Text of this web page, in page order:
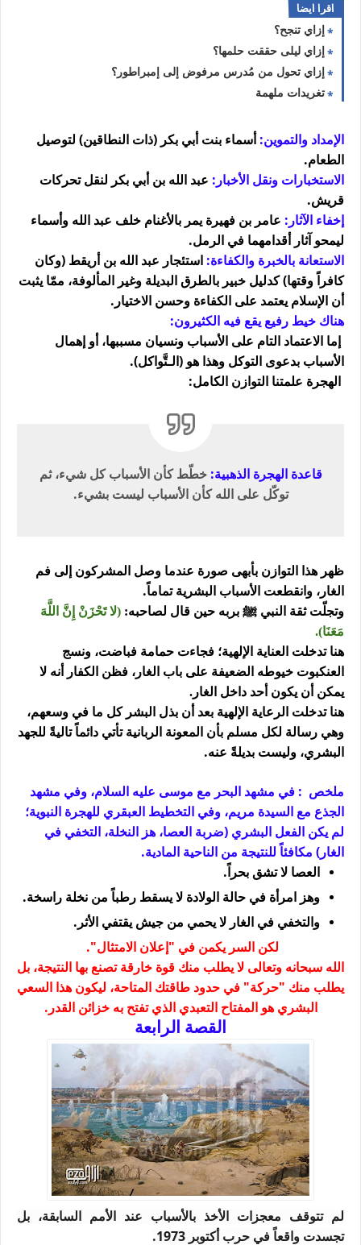
اقرا ايضا
إزاي تنجح؟
إزاي ليلى حققت حلمها؟
إزاي تحول من مُدرس مرفوض إلى إمبراطور؟
تغريدات ملهمة
الإمداد والتموين:أسماء بنت أبي بكر (ذات النطاقين) لتوصيل
الطعام.
الاستخبارات ونقل الأخبار: عبد الله بن أبي بكر لنقل تحركات
قريش.
إخفاء الآثار: عامر بن فهيرة يمر بالأغنام خلف عبد الله وأسماء
ليمحو آثار أقدامهما في الرمل.
الاستعانة بالخبرة والكفاءة: استئجار عبد الله بن أريقط (وكان
كافراً وقتها) كدليل خبير بالطرق البديلة وغير المألوفة، ممّا يثبت
أن الإسلام يعتمد على الكفاءة وحسن الاختيار.
هناك خيط رفيع يقع فيه الكثيرون:
إما الاعتماد التام على الأسباب ونسيان مسببها، أو إهمال
الأسباب بدعوى التوكل وهذا هو (الـتَّواكل).
الهجرة علمتنا التوازن الكامل:
قاعدة الهجرة الذهبية: خطّط كأن الأسباب كل شيء، ثم
توكّل على الله كأن الأسباب ليست بشيء.
ظهر هذا التوازن بأبهى صورة عندما وصل المشركون إلى فم
الغار، وانقطعت الأسباب البشرية تماماً.
وتجلّت ثقة النبي ﷺ بربه حين قال لصاحبه: (لا تَحْزَنْ إِنَّ اللَّهَ
مَعَنَا).
هنا تدخلت العناية الإلهية؛ فجاءت حمامة فباضت، ونسج
العنكبوت خيوطه الضعيفة على باب الغار، فظن الكفار أنه لا
يمكن أن يكون أحد داخل الغار .
هنا تدخلت الرعاية الإلهية بعد أن بذل البشر كل ما في وسعهم،
وهي رسالة لكل مسلم بأن المعونة الربانية تأتي دائماً تاليةً للجهد
البشري، وليست بديلةً عنه.
ملخص : في مشهد البحر مع موسى عليه السلام، وفي مشهد
الجذع مع السيدة مريم، وفي التخطيط العبقري للهجرة النبوية؛
لم يكن الفعل البشري (ضربة العصا، هز النخلة، التخفي في
الغار) مكافئاً للنتيجة من الناحية المادية.
العصا لا تشق بحراً.
وهز امرأة في حالة الولادة لا يسقط رطباً من نخلة راسخة.
والتخفي في الغار لا يحمي من جيش يقتفي الأثر.
لكن السر يكمن في "إعلان الامتثال".
الله سبحانه وتعالى لا يطلب منك قوة خارقة تصنع بها النتيجة، بل
يطلب منك "حركة" في حدود طاقتك المتاحة، ليكون هذا السعي
البشري هوالمفتاح التعبدي الذي تفتح به خزائن القدر.
القصة الرابعة
تجسدت واقعاً في حرب أكتوبر 1973.